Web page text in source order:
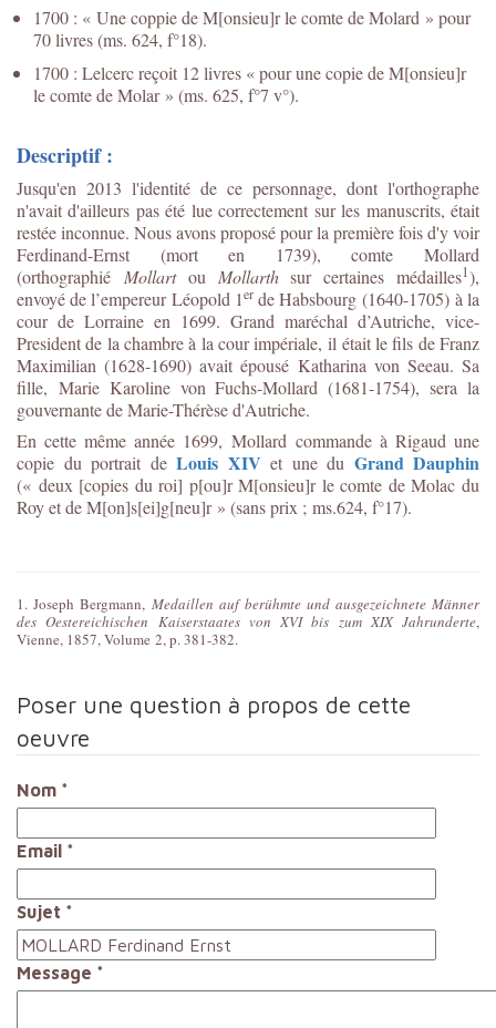
1700 : « Une coppie de M[onsieu]r le comte de Molard » pour
70 livres (ms. 624, f°18).
1700 : Lelcerc reçoit 12 livres « pour une copie de M[onsieu]r
le comte de Molar » (ms. 625, f°7 v°).
Descriptif :
Jusqu'en 2013 l'identité de ce personnage, dont l'orthographe
n'avait d'ailleurs pas été lue correctement sur les manuscrits, était
restée inconnue. Nous avons proposé pour la première fois d'y voir
Ferdinand-Ernst (mort en 1739), comte Mollard
(orthographié Mollartou Mollarthsur certaines médailles1),
envoyé de l’empereur Léopold 1erde Habsbourg (1640-1705) à la
cour de Lorraine en 1699. Grand maréchal d’Autriche, vice-
President de la chambre à la cour impériale, il était le fils de Franz
Maximilian (1628-1690) avait épousé Katharina von Seeau. Sa
fille, Marie Karoline von Fuchs-Mollard (1681-1754), sera la
gouvernante de Marie-Thérèse d'Autriche.
En cette même année 1699, Mollard commande à Rigaud une
copie du portrait de Louis XIV et une du Grand Dauphin
(« deux [copies du roi] p[ou]r M[onsieu]r le comte de Molac du
Roy et de M[on]s[ei]g[neu]r » (sans prix ; ms.624, f°17).
1. Joseph Bergmann, Medaillen auf berühmte und ausgezeichnete Männer
des Oestereichischen Kaiserstaates von XVI bis zum XIX Jahrunderte,
Vienne, 1857, Volume 2, p. 381-382.
Poser une question à propos de cette
oeuvre
Nom *
Email *
Sujet *
Message *